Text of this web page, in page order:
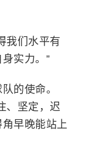
们水平有
实力。”
的使命。
、坚定，迟
早晚能站上